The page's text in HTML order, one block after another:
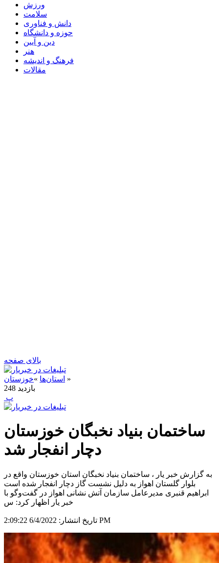
ورزش
سلامت
دانش و فناوری
حوزه و دانشگاه
دین و آیین
هنر
فرهنگ و اندیشه
مقالات
بالای صفحه
استان‌ها »خوزستان
»
248 بازدید
‍ پ
ساختمان بنیاد نخبگان خوزستان
دچار انفجار شد
به گزارش خبر یار ، ساختمان بنیاد نخبگان استان خوزستان واقع در
بلوار گلستان اهواز به دلیل نشست گاز دچار انفجار شده است
ابراهیم قنبری مدیرعامل سازمان آتش نشانی اهواز در گفت‌وگو با
خبر یار اظهار کرد: س
تاریخ انتشار: 6/4/2022 2:09:22 PM